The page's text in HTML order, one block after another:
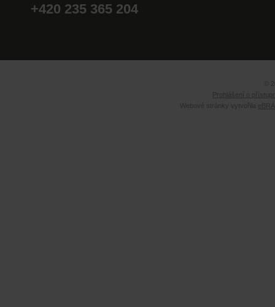
+420 235 365 204
Prohlášení o
Webové stránky vytvořila